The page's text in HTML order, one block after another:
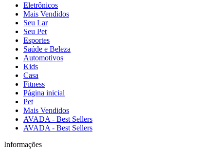
Eletrônicos
Mais Vendidos
Seu Lar
Seu Pet
Esportes
Saúde e Beleza
Automotivos
Kids
Casa
Fitness
Página inicial
Pet
Mais Vendidos
AVADA - Best Sellers
AVADA - Best Sellers
Informações